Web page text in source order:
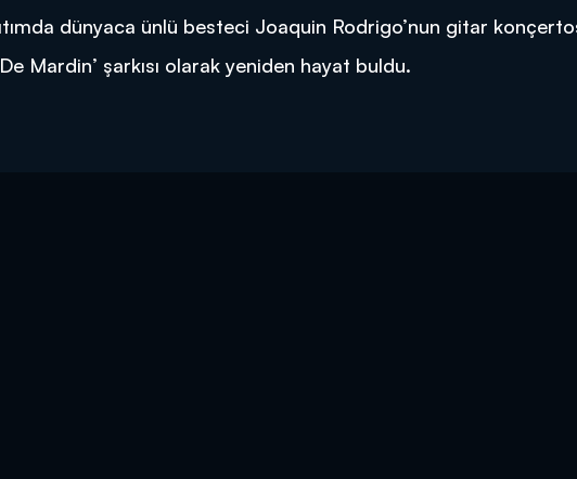
dünyaca ünlü besteci Joaquin Rodrigo’nun gitar
Mardin’ şarkısı olarak yeniden hayat buldu.